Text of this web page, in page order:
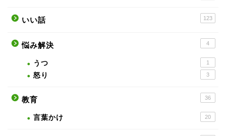
いい話 123
悩み解決 4
うつ 1
怒り 3
教育 36
言葉かけ 20